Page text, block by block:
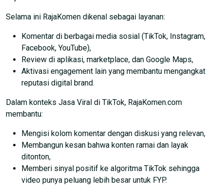
Selama ini RajaKomen dikenal sebagai layanan:
Komentar di berbagai media sosial (TikTok, Instagram,
Facebook, YouTube),
Review di aplikasi, marketplace, dan Google Maps,
Aktivasi engagement lain yang membantu mengangkat
reputasi digital brand.
Dalam konteks Jasa Viral di TikTok, RajaKomen.com
membantu:
Mengisi kolom komentar dengan diskusi yang relevan,
Membangun kesan bahwa konten ramai dan layak
ditonton,
Memberi sinyal positif ke algoritma TikTok sehingga
video punya peluang lebih besar untuk FYP.